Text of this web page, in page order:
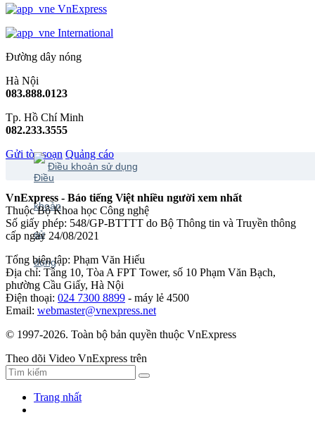
VnExpress
International
Đường dây nóng
Hà Nội
083.888.0123
Tp. Hồ Chí Minh
082.233.3555
Gửi tòa soạn Quảng cáo
Điều khoản sử dụng
VnExpress - Báo tiếng Việt nhiều người xem nhất
Thuộc Bộ Khoa học Công nghệ
Số giấy phép: 548/GP-BTTTT do Bộ Thông tin và Truyền thông
cấp ngày 24/08/2021
Tổng biên tập: Phạm Văn Hiếu
Địa chỉ: Tầng 10, Tòa A FPT Tower, số 10 Phạm Văn Bạch,
phường Cầu Giấy, Hà Nội
Điện thoại: 024 7300 8899 - máy lẻ 4500
Email: webmaster@vnexpress.net
© 1997-2026. Toàn bộ bản quyền thuộc VnExpress
Theo dõi Video VnExpress trên
Trang nhất